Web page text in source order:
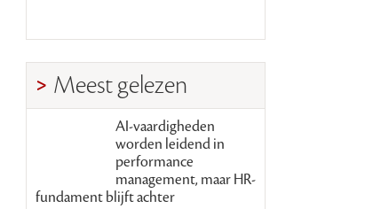
Meest gelezen
AI-vaardigheden
worden leidend in
performance
management, maar HR-
fundament blijft achter